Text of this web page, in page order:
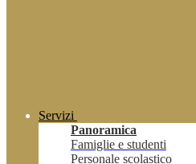
Servizi
Panoramica
Famiglie e studenti
Personale scolastico